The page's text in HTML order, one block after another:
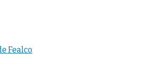
Fealco